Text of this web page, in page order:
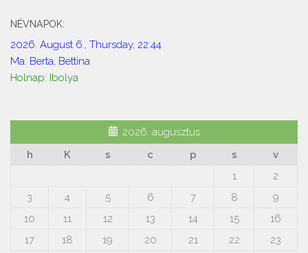
NÉVNAPOK:
2026. August 6., Thursday, 22:44
Ma: Berta, Bettina
Holnap: Ibolya
2026. augusztus
h
K s c p s
v
1
2
3
4 5 6 7 8
9
10
11 12 13 14 15
16
17
18 19 20 21 22
23